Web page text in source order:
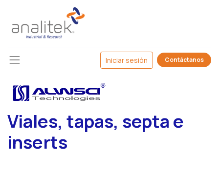
Iniciar sesión Contáctanos
Viales, tapas, septa e
inserts